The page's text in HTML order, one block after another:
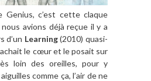
Genius, c’est cette claque
avions déjà reçue il y a
d’un Learning(2010) quasi-
le cœur et le posait sur
loin des oreilles, pour y
comme ça, l’air de ne